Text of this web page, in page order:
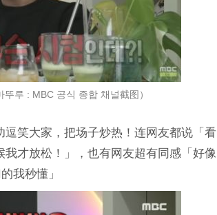
뚜루 : MBC 공식 종합 채널截图）
笑大家，把场子炒热！连网友都说「看
才放松！」，也有网友超有同感「好像
我秒懂」